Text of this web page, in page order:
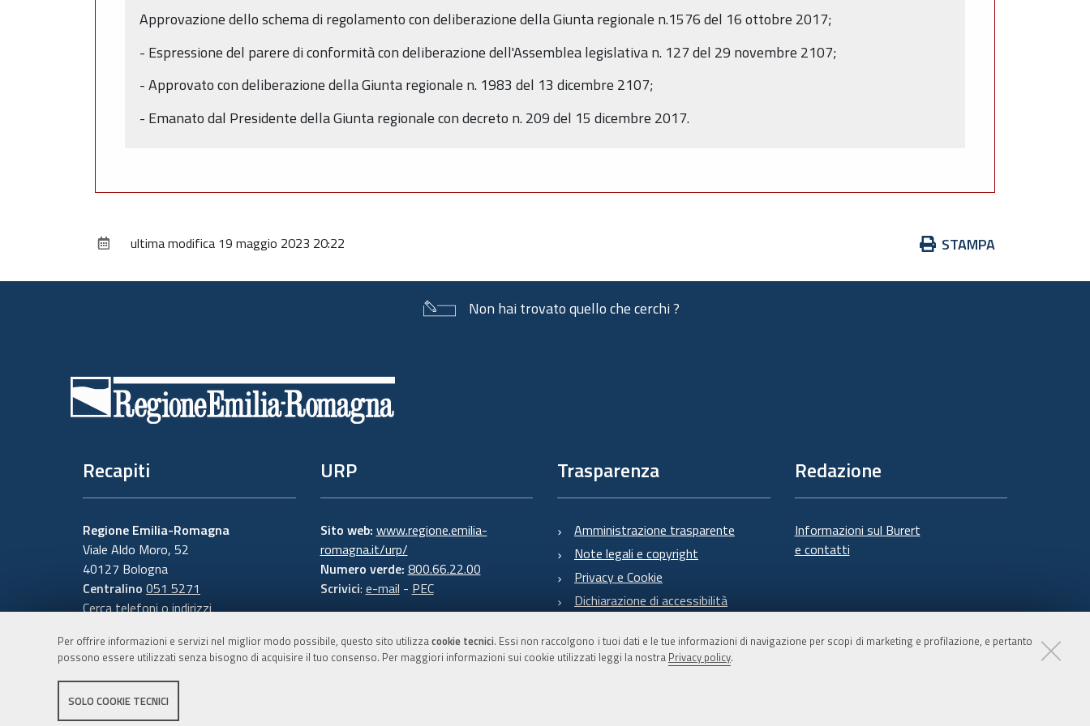
Per offrire informazioni e servizi nel miglior modo possibile, questo sito utilizzacookie tecnici. Essi non raccolgono i tuoi dati e le tue informazioni di navigazione per scopi di marketing e profilazione, e pertanto
possono essere utilizzati senza bisogno di acquisire il tuo consenso. Per maggiori informazioni sui cookie utilizzati leggi la nostra Privacy policy.
SOLO COOKIE TECNICI
Approvazione dello schema di regolamento con deliberazione della Giunta regionale n.1576 del 16 ottobre 2017;
- Espressione del parere di conformità con deliberazione dell'Assemblea legislativa n. 127 del 29 novembre 2107;
- Approvato con deliberazione della Giunta regionale n. 1983 del 13 dicembre 2107;
- Emanato dal Presidente della Giunta regionale con decreto n. 209 del 15 dicembre 2017.
Azioni
documento
STAMPA
ultima modifica 19 maggio 2023 20:22
Non hai trovato quello che cerchi ?
Recapiti
Regione Emilia-Romagna
Viale Aldo Moro, 52
40127 Bologna
Centralino 051 5271
Cerca telefoni o indirizzi
URP
Sito web: www.regione.emilia-
romagna.it/urp/
Numero verde: 800.66.22.00
Scrivici: e-mail - PEC
Trasparenza
Amministrazione trasparente
Note legali e copyright
Privacy e Cookie
Dichiarazione di accessibilità
Redazione
Informazioni sul Burert
e contatti